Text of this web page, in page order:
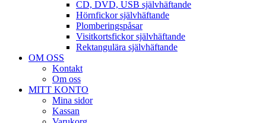
CD, DVD, USB självhäftande
Hörnfickor självhäftande
Plomberingspåsar
Visitkortsfickor självhäftande
Rektangulära självhäftande
OM OSS
Kontakt
Om oss
MITT KONTO
Mina sidor
Kassan